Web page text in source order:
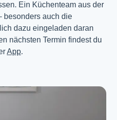
Ein Küchenteam aus der
besonders auch die
dazu eingeladen daran
nächsten Termin findest du
App.